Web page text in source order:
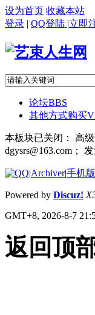
设为首页 收藏本站
登录 | QQ登陆 |立即
论坛BBS
其他方式购买
本板块已关闭： 高
dgysrs@163.com；
|Archiver|手机版
Powered by Discuz!
GMT+8, 2026-8-7
返回顶